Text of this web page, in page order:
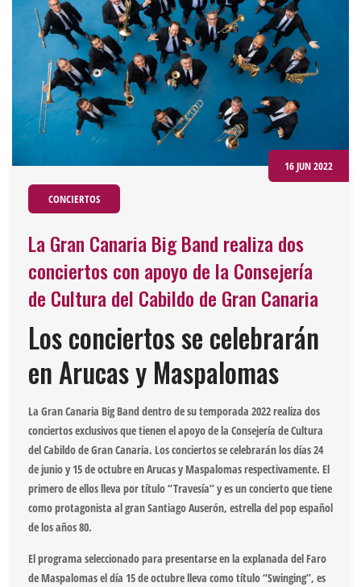
16 JUN 2022
CONCIERTOS
La Gran Canaria Big Band realiza dos
conciertos con apoyo de la Consejería
de Cultura del Cabildo de Gran Canaria
Los conciertos se celebrarán
en Arucas y Maspalomas
La Gran Canaria Big Band dentro de su temporada 2022 realiza dos
conciertos exclusivos que tienen el apoyo de la Consejería de Cultura
del Cabildo de Gran Canaria. Los conciertos se celebrarán los días 24
de junio y 15 de octubre en Arucas y Maspalomas respectivamente. El
primero de ellos lleva por título “Travesía” y es un concierto que tiene
como protagonista al gran Santiago Auserón, estrella del pop español
de los años 80.
El programa seleccionado para presentarse en la explanada del Faro
de Maspalomas el día 15 de octubre lleva como título “Swinging”, es